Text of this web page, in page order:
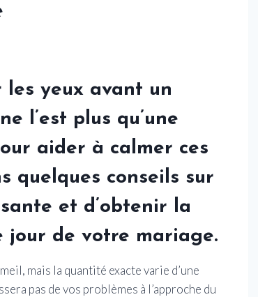
les yeux avant un
l’est plus qu’une
aider à calmer ces
quelques conseils sur
et d’obtenir la
jour de votre mariage.
mais la quantité exacte varie d’une
pas de vos problèmes à l’approche du